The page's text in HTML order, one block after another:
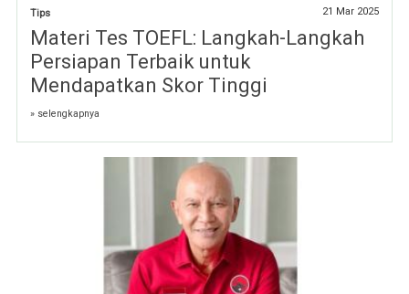
Tips 21 Mar 2025
Materi Tes TOEFL: Langkah-Langkah
Persiapan Terbaik untuk
Mendapatkan Skor Tinggi
» selengkapnya